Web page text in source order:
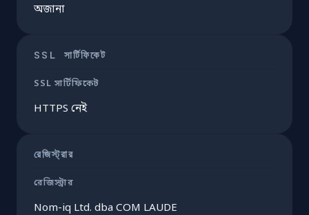
অজানা
SSL সার্টিফিকেট
SSL সার্টিফিকেট
HTTPS নেই
রেজিস্ট্রার
রেজিস্ট্রার
Nom-iq Ltd. dba COM LAUDE